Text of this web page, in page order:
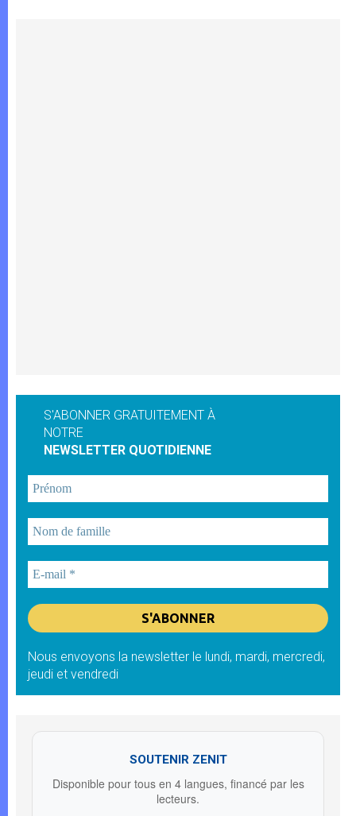
S'ABONNER GRATUITEMENT À
NOTRE
NEWSLETTER QUOTIDIENNE
Nous envoyons la newsletter le lundi, mardi, mercredi,
jeudi et vendredi
SOUTENIR ZENIT
Disponible pour tous en 4 langues, financé par les
lecteurs.